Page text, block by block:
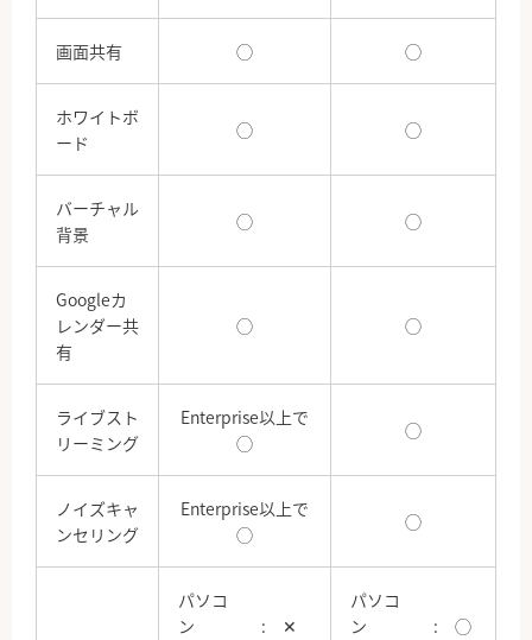
画面共有 ◯ ◯
ホワイトボ
ード
◯ ◯
バーチャル
背景
◯ ◯
Googleカ
レンダー共
有
◯ ◯
ライブスト
リーミング
Enterprise以上で
◯
◯
ノイズキャ
ンセリング
Enterprise以上で
◯
◯
パソコ
ン : ✕
パソコ
ン : ◯